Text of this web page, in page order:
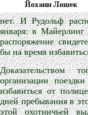
нет. И Рудольф
января: в
распоряжение
бы на время
организации
избавиться от
дней пребывания в
этой охотничьей